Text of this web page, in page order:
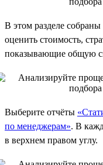
В этом разделе
оценить стоимость,
показывающие общую
Выберите отчёты
по менеджерам». В
в верхнем правом углу.